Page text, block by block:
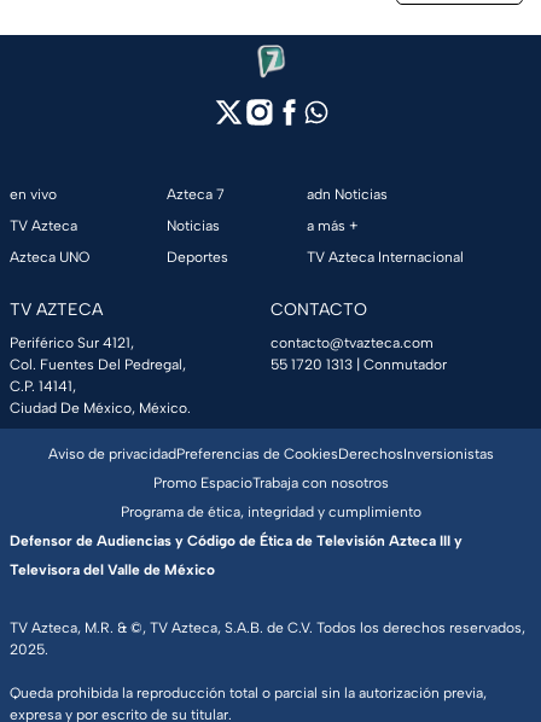
en vivo
TV Azteca
Azteca UNO
Azteca 7
Noticias
Deportes
adn Noticias
a más +
TV Azteca Internacional
TV AZTECA
Periférico Sur 4121,
Col. Fuentes Del Pedregal,
C.P. 14141,
Ciudad De México, México.
CONTACTO
contacto@tvazteca.com
55 1720 1313 | Conmutador
TV Azteca, M.R. & ©, TV Azteca, S.A.B. de C.V. Todos los derechos reservados,
2025.
Queda prohibida la reproducción total o parcial sin la autorización previa,
expresa y por escrito de su titular.
Aviso de privacidadPreferencias de CookiesDerechosInversionistas
Promo EspacioTrabaja con nosotros
Programa de ética, integridad y cumplimiento
Defensor de Audiencias y Código de Ética de Televisión Azteca III y
Televisora del Valle de México